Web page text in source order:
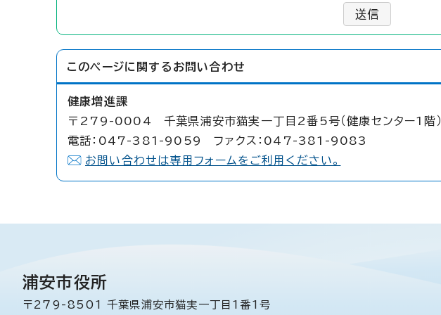
送信
このページに関する お問い合わせ
健康増進課
〒279-0004 千葉県浦安市猫実一丁目2番5号（健康センター1階）
電話：047-381-9059 ファクス：047-381-9083
お問い合わせは専用フォームをご利用ください。
浦安市役所
〒279-8501 千葉県浦安市猫実一丁目1番1号